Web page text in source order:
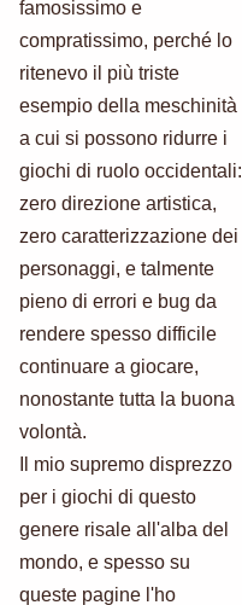
famosissimo e
compratissimo, perché lo
ritenevo il più triste
esempio della meschinità
a cui si possono ridurre i
giochi di ruolo occidentali:
zero direzione artistica,
zero caratterizzazione dei
personaggi, e talmente
pieno di errori e bug da
rendere spesso difficile
continuare a giocare,
nonostante tutta la buona
volontà.
Il mio supremo disprezzo
per i giochi di questo
genere risale all'alba del
mondo, e spesso su
queste pagine l'ho